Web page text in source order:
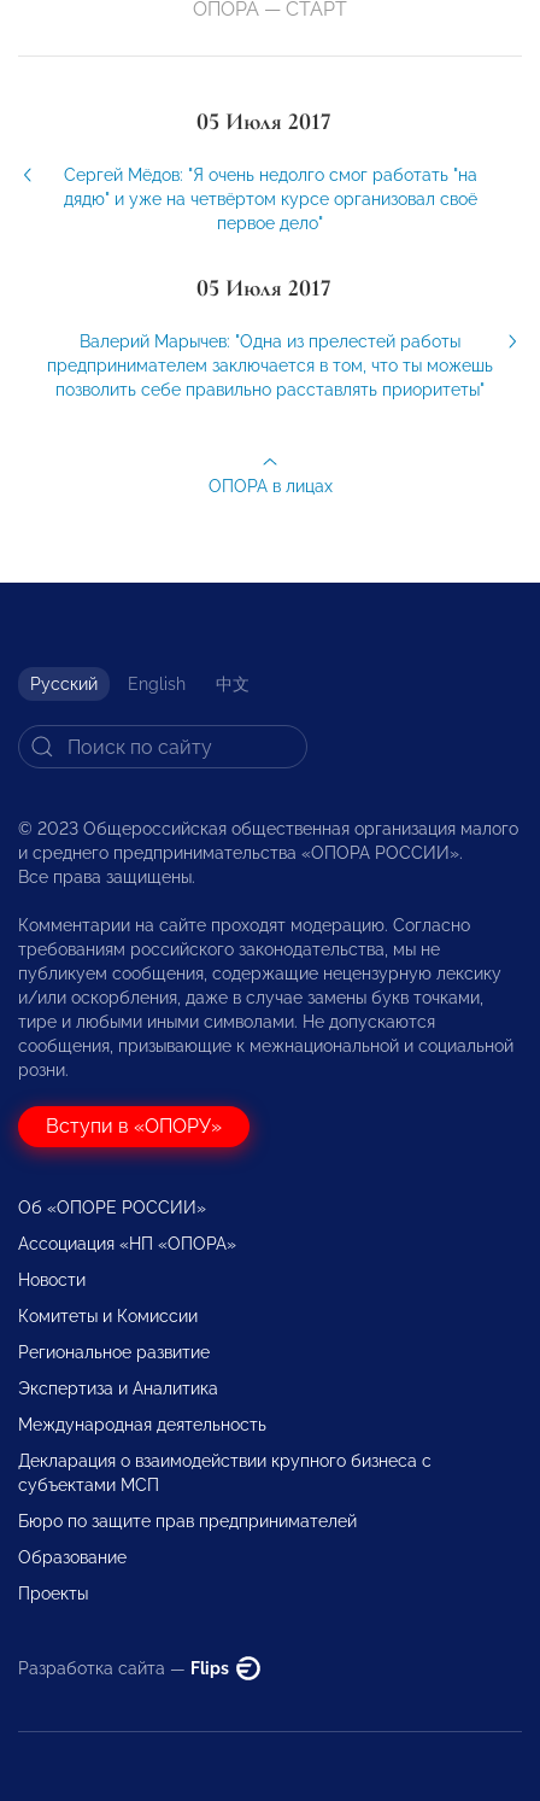
ОПОРА — СТАРТ
05 Июля 2017
Сергей Мёдов: "Я очень недолго смог работать "на
дядю" и уже на четвёртом курсе организовал своё
первое дело"
05 Июля 2017
Валерий Марычев: "Одна из прелестей работы
предпринимателем заключается в том, что ты можешь
позволить себе правильно расставлять приоритеты"
ОПОРА в лицах
Русский English 中文
© 2023 Общероссийская общественная организация малого
и среднего предпринимательства «ОПОРА РОССИИ».
Все права защищены.
Комментарии на сайте проходят модерацию. Согласно
требованиям российского законодательства, мы не
публикуем сообщения, содержащие нецензурную лексику
и/или оскорбления, даже в случае замены букв точками,
тире и любыми иными символами. Не допускаются
сообщения, призывающие к межнациональной и социальной
розни.
Вступи в «ОПОРУ»
Об «ОПОРЕ РОССИИ»
Ассоциация «НП «ОПОРА»
Новости
Комитеты и Комиссии
Региональное развитие
Экспертиза и Аналитика
Международная деятельность
Декларация о взаимодействии крупного бизнеса с
субъектами МСП
Бюро по защите прав предпринимателей
Образование
Проекты
Разработка сайта — Flips